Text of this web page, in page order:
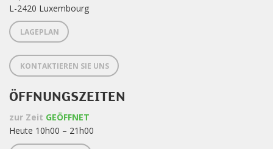
L-2420 Luxembourg
LAGEPLAN
KONTAKTIEREN SIE UNS
ÖFFNUNGSZEITEN
zur Zeit GEÖFFNET
Heute 10h00 – 21h00